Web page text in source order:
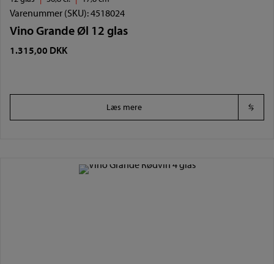
Varenummer (SKU):4518024
Vino Grande Øl 12 glas
1.315,00 DKK
Læs mere